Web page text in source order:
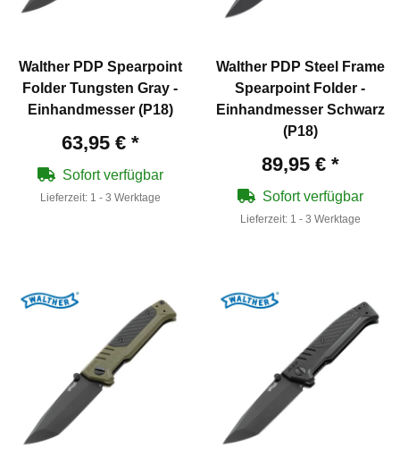
Walther PDP Spearpoint
Folder Tungsten Gray -
Einhandmesser (P18)
63,95 € *
Sofort verfügbar
Lieferzeit: 1 - 3 Werktage
Walther PDP Steel Frame
Spearpoint Folder -
Einhandmesser Schwarz
(P18)
89,95 € *
Sofort verfügbar
Lieferzeit: 1 - 3 Werktage